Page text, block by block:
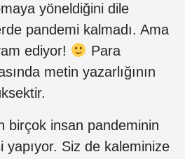
yöneldiğini dile
pandemi kalmadı. Ama
ediyor!
Para
metin yazarlığının
birçok insan pandeminin
yapıyor. Siz de kaleminize